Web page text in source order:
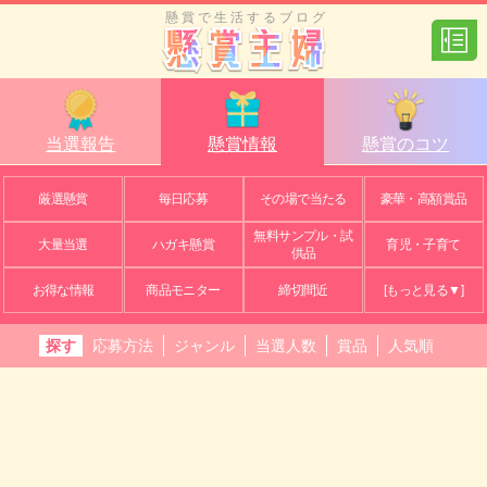
懸賞で生活するブログ
当選報告 懸賞情報 懸賞のコツ
厳選懸賞 毎日応募 その場で当たる 豪華・高額賞品
大量当選 ハガキ懸賞
無料サンプル・試
供品
育児・子育て
お得な情報 商品モニター 締切間近 [もっと見る▼]
探す 応募方法 ジャンル 当選人数 賞品 人気順